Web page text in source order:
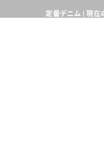
定番デニム | 現在
熊本県で発生し
倉庫移転に伴う出